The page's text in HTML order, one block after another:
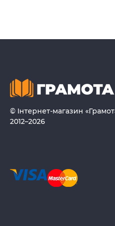
© Інтернет-магазин
2012–2026